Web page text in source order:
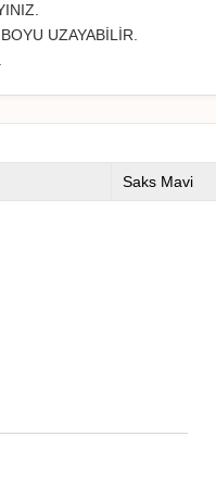
UZAYABİLİR.
Saks Mavi